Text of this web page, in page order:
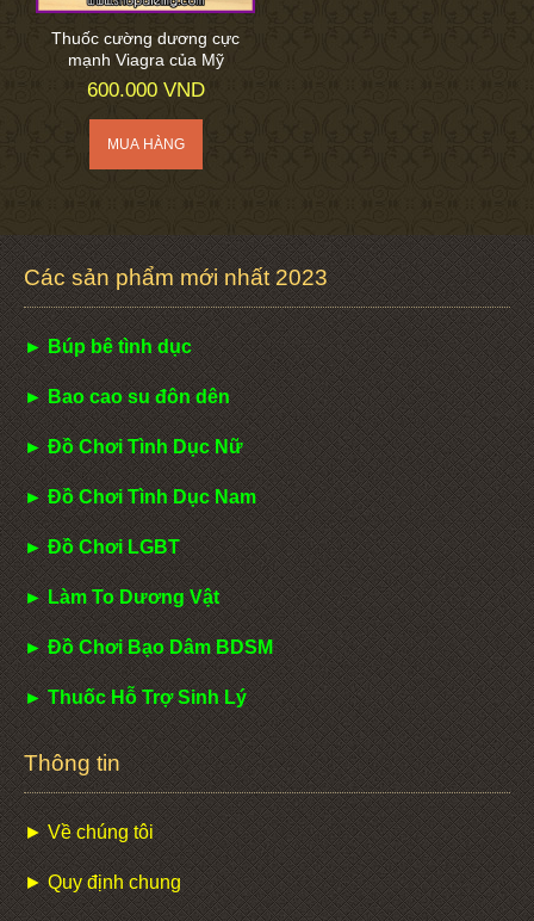
Thuốc cường dương cực
mạnh Viagra của Mỹ
600.000 VND
Các sản phẩm mới nhất 2023
► Búp bê tình dục
► Bao cao su đôn dên
► Đồ Chơi Tình Dục Nữ
► Đồ Chơi Tình Dục Nam
► Đồ Chơi LGBT
► Làm To Dương Vật
► Đồ Chơi Bạo Dâm BDSM
► Thuốc Hỗ Trợ Sinh Lý
Thông tin
► Về chúng tôi
► Quy định chung